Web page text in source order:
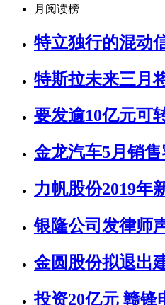
月阅读榜
特立独行的混动
特斯拉未来三月
要发逾10亿元可
金龙汽车5月销
力帆股份2019年
银隆公司发律师
金圆股份拟退出
投资20亿元 赣锋